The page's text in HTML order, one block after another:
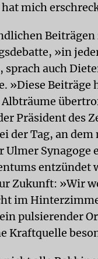
mich
Beiträgen
»in
sprach auch
»Diese Beiträge
Präsident des
der Tag, an
Ulmer Synagoge
entzündet
Zukunft: »Wir
im
pulsierender
Kraftquelle